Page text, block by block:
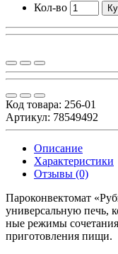
Кол-во
Код товара: 256-01
Артикул: 78549492
Описание
Характеристики
Отзывы (0)
Пароконвектомат
универсальную печь,
ные режимы
приготовления пищи.